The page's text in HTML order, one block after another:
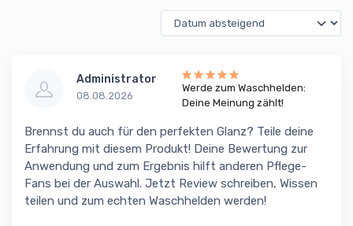
Administrator
08.08.2026
Werde zum Waschhelden:
Deine Meinung zählt!
Brennst du auch für den perfekten Glanz? Teile deine
Erfahrung mit diesem Produkt! Deine Bewertung zur
Anwendung und zum Ergebnis hilft anderen Pflege-
Fans bei der Auswahl. Jetzt Review schreiben, Wissen
teilen und zum echten Waschhelden werden!